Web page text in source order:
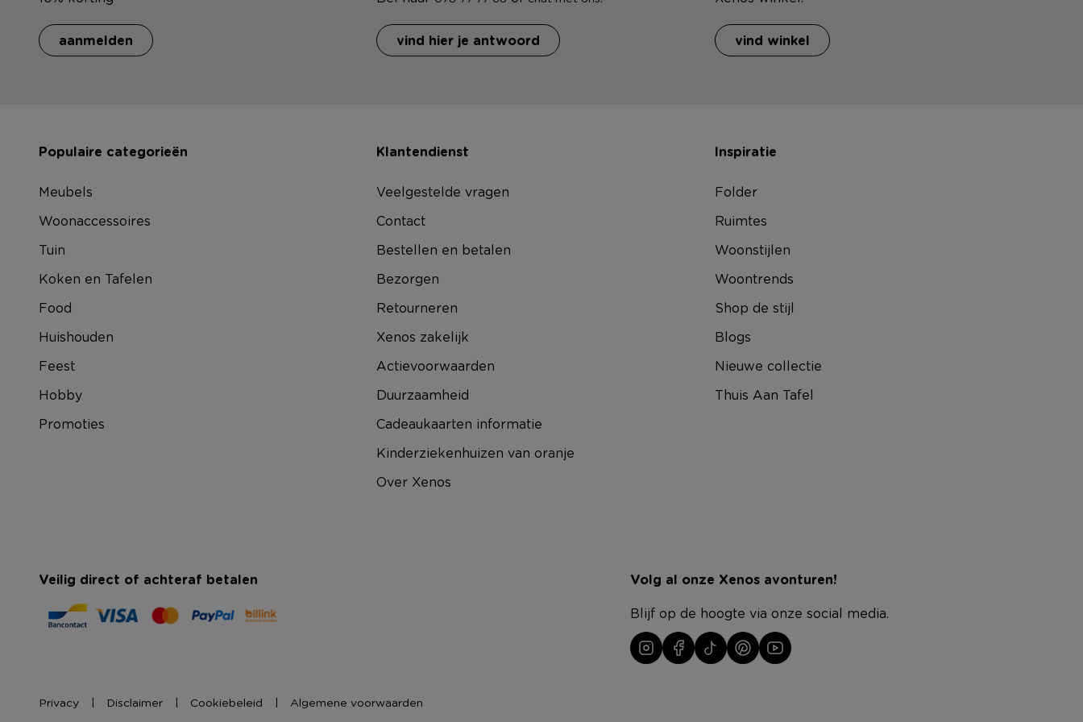
aanmelden vind hier je antwoord vind winkel
Populaire categorieën
Meubels
Woonaccessoires
Tuin
Koken en Tafelen
Food
Huishouden
Feest
Hobby
Promoties
Klantendienst
Veelgestelde vragen
Contact
Bestellen en betalen
Bezorgen
Retourneren
Xenos zakelijk
Actievoorwaarden
Duurzaamheid
Cadeaukaarten informatie
Kinderziekenhuizen van oranje
Over Xenos
Inspiratie
Folder
Ruimtes
Woonstijlen
Woontrends
Shop de stijl
Blogs
Nieuwe collectie
Thuis Aan Tafel
Veilig direct of achteraf betalen Volg al onze Xenos avonturen!
Blijf op de hoogte via onze social media.
Privacy Disclaimer Cookiebeleid Algemene voorwaarden